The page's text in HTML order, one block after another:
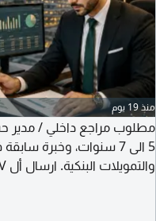
منذ 19 يوم
مطلوب مراجع داخلي / مدير
5 الى 7 سنوات، وخبرة
والتمويلات البنكية. ارسال أل CV